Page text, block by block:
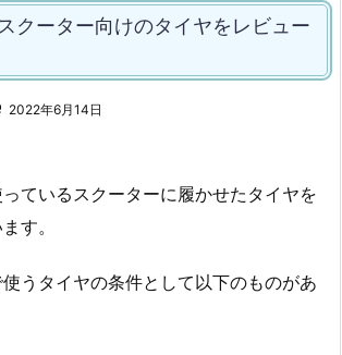
クーター向けのタイヤをレビュー
2022年6月14日
ているスクーターに履かせたタイヤを
す。
うタイヤの条件として以下のものがあ